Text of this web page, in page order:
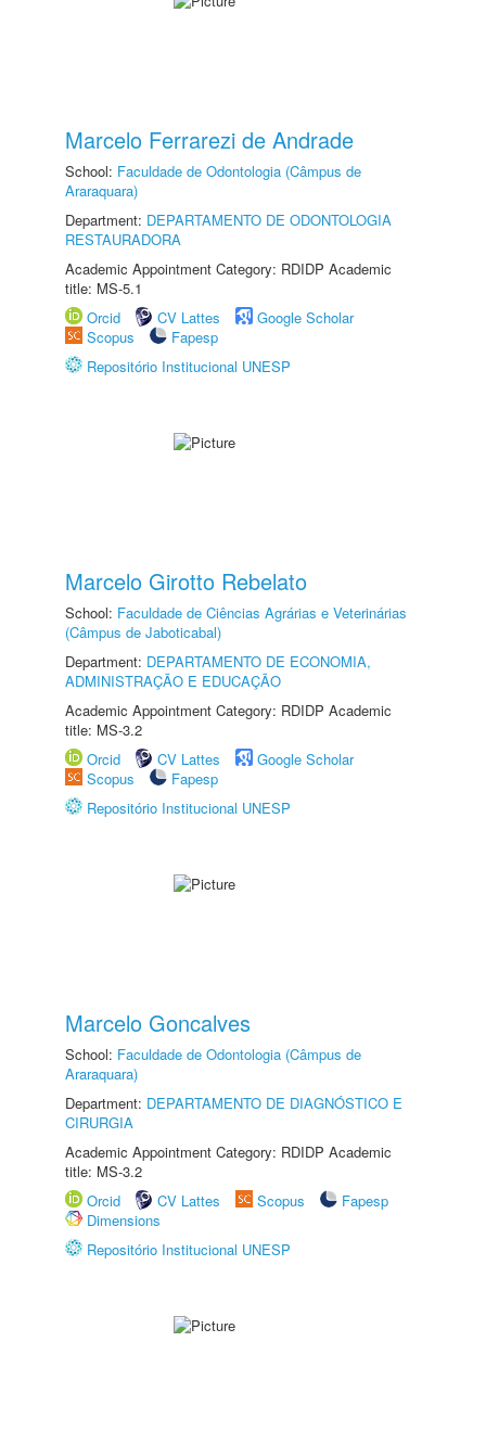
Marcelo Ferrarezi de Andrade
School: Faculdade de Odontologia (Câmpus de
Araraquara)
Department: DEPARTAMENTO DE ODONTOLOGIA
RESTAURADORA
Academic Appointment Category: RDIDP Academic
title: MS-5.1
Orcid
CV Lattes
Google Scholar
Scopus
Fapesp
Repositório Institucional UNESP
Marcelo Girotto Rebelato
School: Faculdade de Ciências Agrárias e Veterinárias
(Câmpus de Jaboticabal)
Department: DEPARTAMENTO DE ECONOMIA,
ADMINISTRAÇÃO E EDUCAÇÃO
Academic Appointment Category: RDIDP Academic
title: MS-3.2
Orcid
CV Lattes
Google Scholar
Scopus
Fapesp
Repositório Institucional UNESP
Marcelo Goncalves
School: Faculdade de Odontologia (Câmpus de
Araraquara)
Department: DEPARTAMENTO DE DIAGNÓSTICO E
CIRURGIA
Academic Appointment Category: RDIDP Academic
title: MS-3.2
Orcid
CV Lattes Scopus
Fapesp
Dimensions
Repositório Institucional UNESP